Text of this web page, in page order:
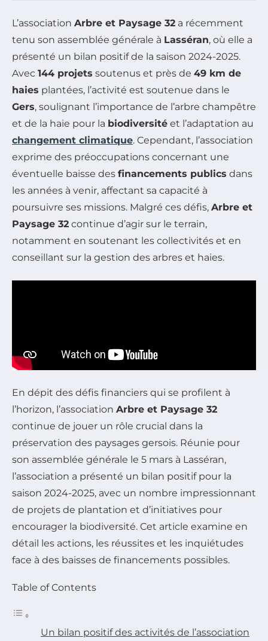
L’association Arbre et Paysage 32 a récemment
tenu son assemblée générale à Lasséran, où elle a
présenté un bilan positif de la saison 2024-2025.
Avec 144 projets soutenus et près de 49 km de
haies plantées, l’activité est soutenue dans le
Gers, soulignant l’importance de l’arbre champêtre
et de la haie pour la biodiversité et l’adaptation au
changement climatique. Cependant, l’association
exprime des préoccupations concernant une
éventuelle baisse des financements publics dans
les années à venir, affectant sa capacité à
poursuivre ses missions. Malgré ces défis, Arbre et
Paysage 32 continue d’agir sur le terrain,
notamment en soutenant les collectivités et en
conseillant sur la gestion des arbres et haies.
En dépit des défis financiers qui se profilent à
l’horizon, l’association Arbre et Paysage 32
continue de jouer un rôle crucial dans la
préservation des paysages gersois. Réunie pour
son assemblée générale le 5 mars à Lasséran,
l’association a présenté un bilan positif pour la
saison 2024-2025, avec un nombre impressionnant
de projets de plantation et d’initiatives pour
encourager la biodiversité. Cet article examine en
détail les actions, les réussites et les inquiétudes
face à des baisses de financements possibles.
Table of Contents
Un bilan positif des activités de l’association